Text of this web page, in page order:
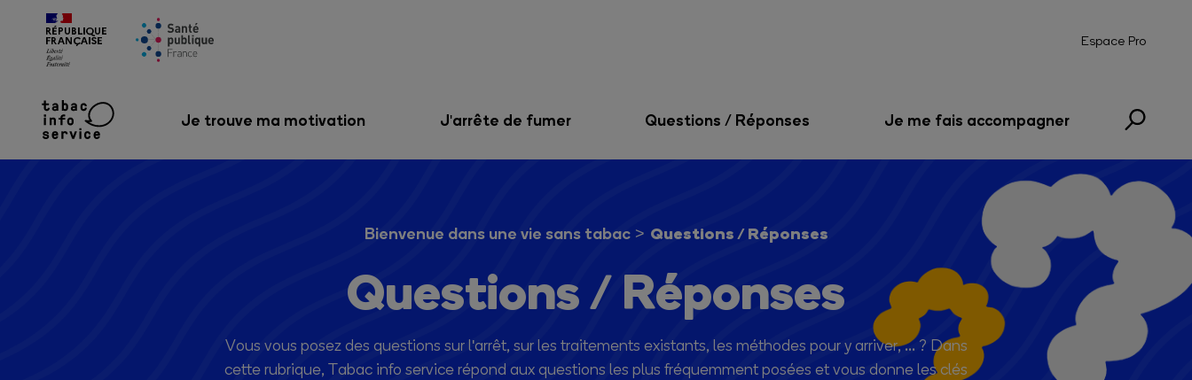
Je trouve ma motivation J'arrête de fumer Questions / Réponses Je me fais accompagner
Espace Pro
Bienvenue dans une vie sans tabac Questions / Réponses
Questions / Réponses
Vous vous posez des questions sur l'arrêt, sur les traitements existants, les méthodes pour y arriver, ... ? Dans
cette rubrique, Tabac info service répond aux questions les plus fréquemment posées et vous donne les clés